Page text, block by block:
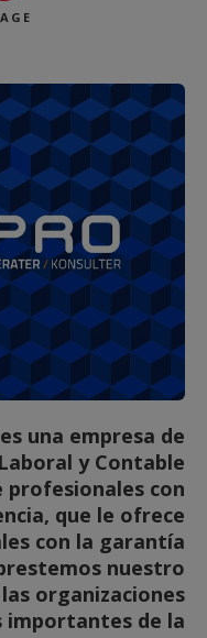
una empresa de
y Contable
profesionales con
que le ofrece
con la garantía
nuestro
organizaciones
importantes de la